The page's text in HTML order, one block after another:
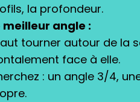
la profondeur.
meilleur angle :
tourner autour de la
face à elle.
: un angle 3/4,